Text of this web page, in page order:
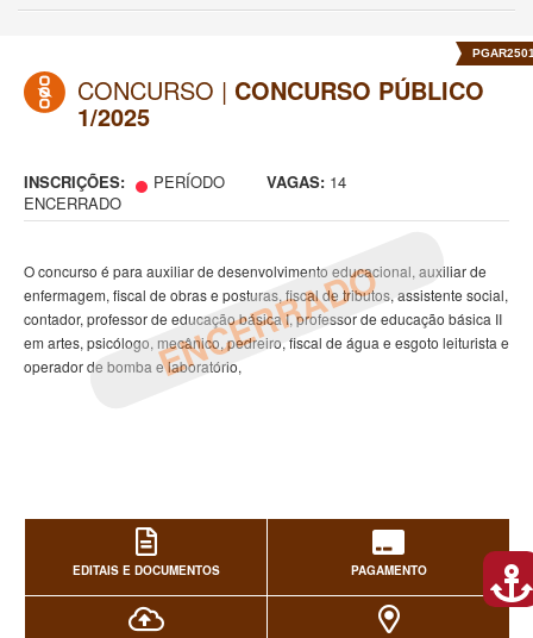
CONCURSO | CONCURSO PÚBLICO
1/2025
INSCRIÇÕES:
PERÍODO
ENCERRADO
VAGAS: 14
ENCERRADO
O concurso é para auxiliar de desenvolvimento educacional, auxiliar de
enfermagem, fiscal de obras e posturas, fiscal de tributos, assistente social,
contador, professor de educação básica I, professor de educação básica II
em artes, psicólogo, mecânico, pedreiro, fiscal de água e esgoto leiturista e
operador de bomba e laboratório,
EDITAIS E DOCUMENTOS PAGAMENTO